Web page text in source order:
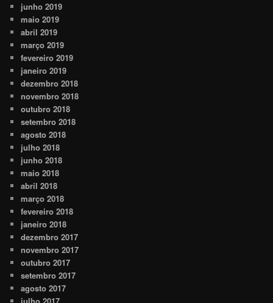
junho 2019
maio 2019
abril 2019
março 2019
fevereiro 2019
janeiro 2019
dezembro 2018
novembro 2018
outubro 2018
setembro 2018
agosto 2018
julho 2018
junho 2018
maio 2018
abril 2018
março 2018
fevereiro 2018
janeiro 2018
dezembro 2017
novembro 2017
outubro 2017
setembro 2017
agosto 2017